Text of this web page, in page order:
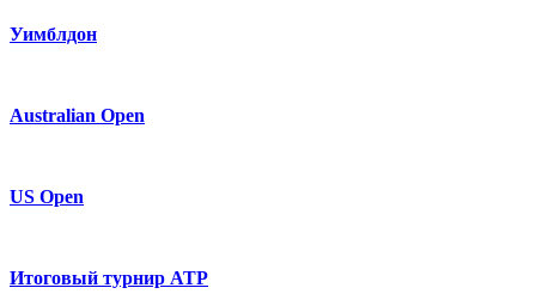
Уимблдон
Australian Open
US Open
Итоговый турнир ATP